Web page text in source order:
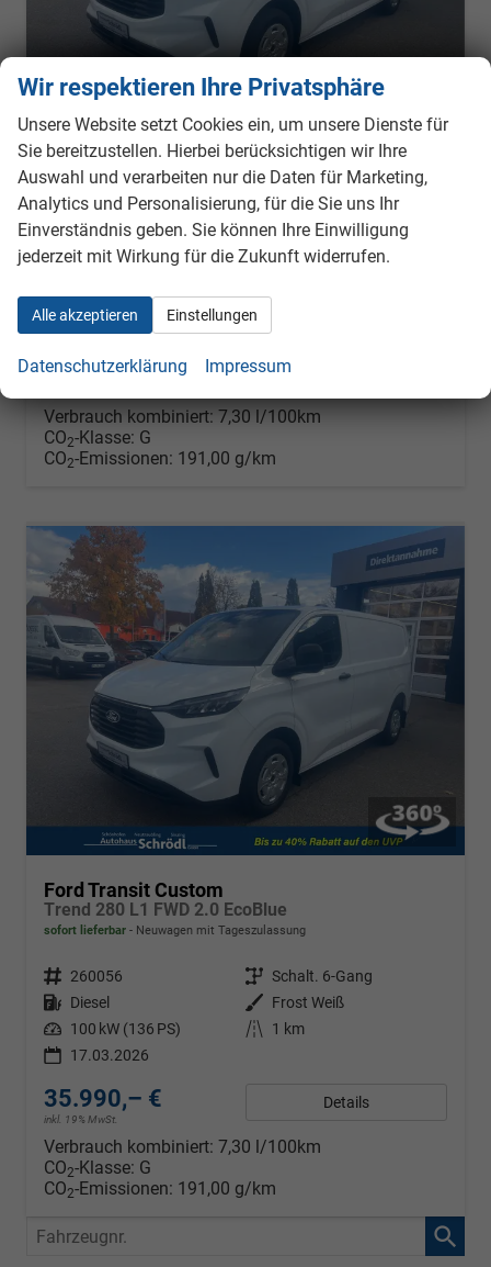
Ford Transit Custom
Trend 280 L1 FWD 2.0 EcoBlue
sofort lieferbar Neuwagen mit Tageszulassung
260055 Getriebe
Schalt. 6-Gang
Leistung 100 kW (136 PS) Kilometerstand
17.03.2026
35.990,– €
Verbrauch kombiniert: 7,30 l/100km
CO2-Klasse: G
CO2-Emissionen: 191,00 g/km
Ford Transit Custom
Trend 280 L1 FWD 2.0 EcoBlue
sofort lieferbar Neuwagen mit Tageszulassung
Fahrzeugnr. 260056 Getriebe Schalt. 6-Gang
Kraftstoff Diesel Außenfarbe Frost Weiß
Leistung 100 kW (136 PS) Kilometerstand
1 km
17.03.2026
35.990,– €
inkl. 19% MwSt.
Details
Verbrauch kombiniert: 7,30 l/100km
CO2-Klasse: G
CO2-Emissionen: 191,00 g/km
Fahrzeugnr.
Wir respektieren Ihre Privatsphäre
Unsere Website setzt Cookies ein, um unsere Dienste für
Sie bereitzustellen. Hierbei berücksichtigen wir Ihre
Auswahl und verarbeiten nur die Daten für Marketing,
Analytics und Personalisierung, für die Sie uns Ihr
Einverständnis geben. Sie können Ihre Einwilligung
jederzeit mit Wirkung für die Zukunft widerrufen.
Alle akzeptieren Einstellungen
Datenschutzerklärung Impressum